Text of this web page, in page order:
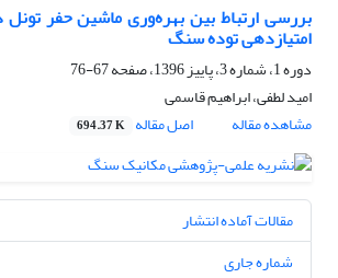
بررسی ارتباط بین بهره‌وری ماشین حفر
امتیازدهی توده سنگ
دوره 1، شماره 3، پاییز 1396، صفحه
67-76
امید لطفی، ابراهیم قاسمی
مشاهده مقاله
اصل مقاله 694.37 K
مقالات آماده انتشار
شماره جاری